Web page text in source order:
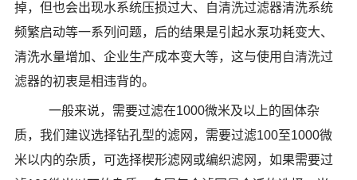
掉，但也会出现水系统压损过大、
自清洗过滤器清洗系统
频繁启动等一系列问题，后的结果是引起水泵功耗变大、
清洗水量增加、企业生产成本变大等，这与使用 自清洗过
滤器的初衷是相违背的。
一般来说，需要过滤在1000微米及以上的固体杂
质，我们建议选择钻孔型的滤网，需要过滤100至1000微
米以内的杂质，可选择楔形滤网或编织滤网，如果需要过